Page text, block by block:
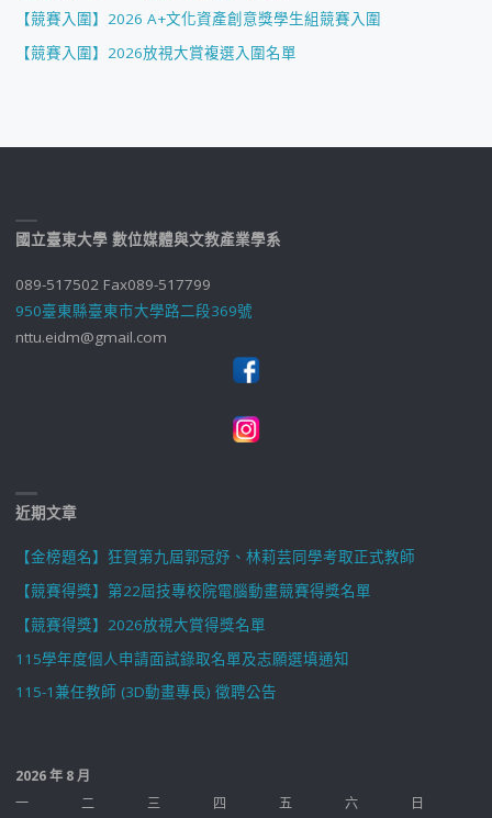
【競賽入圍】2026 A+文化資產創意獎學生組競賽入圍
【競賽入圍】2026放視大賞複選入圍名單
國立臺東大學 數位媒體與文教產業學系
089-517502 Fax089-517799
950臺東縣臺東市大學路二段369號
nttu.eidm@gmail.com
近期文章
【金榜題名】狂賀第九屆郭冠妤、林莉芸同學考取正式教師
【競賽得獎】第22屆技專校院電腦動畫競賽得獎名單
【競賽得獎】2026放視大賞得獎名單
115學年度個人申請面試錄取名單及志願選填通知
115-1兼任教師 (3D動畫專長) 徵聘公告
2026 年 8 月
一
二 三 四 五 六 日